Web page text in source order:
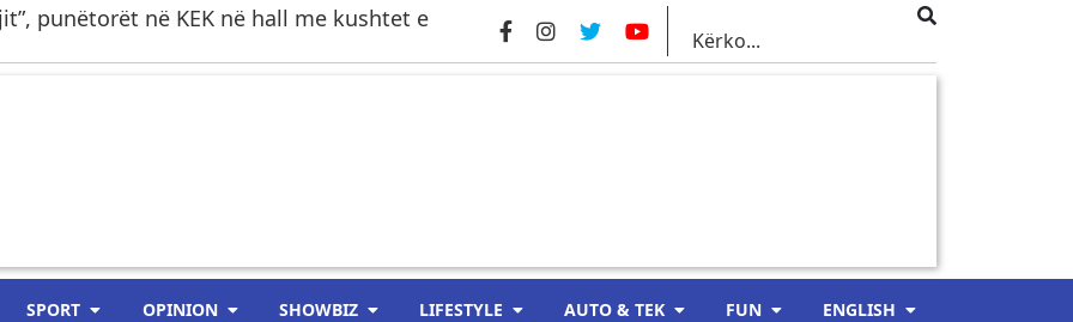
punëtorët në KEK në hall me kushtet e
SPORT OPINION SHOWBIZ LIFESTYLE AUTO & TEK FUN ENGLISH